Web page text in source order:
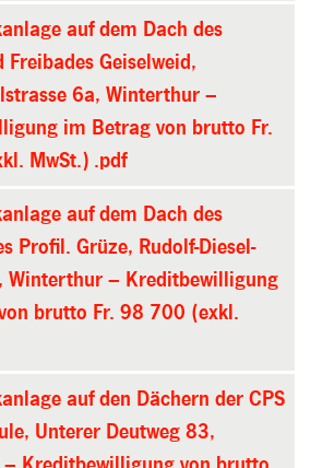
auf dem Dach des
Freibades Geiselweid,
6a, Winterthur –
im Betrag von brutto Fr.
MwSt.) .pdf
auf dem Dach des
Profil. Grüze, Rudolf-Diesel-
Winterthur – Kreditbewilligung
brutto Fr. 98 700 (exkl.
auf den Dächern der CPS
Unterer Deutweg 83,